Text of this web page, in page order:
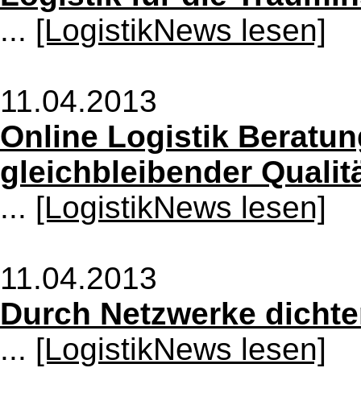
... [LogistikNews lesen]
11.04.2013
Online Logistik
gleichbleibender
... [LogistikNews lesen]
11.04.2013
Durch Netzwerke
... [LogistikNews lesen]